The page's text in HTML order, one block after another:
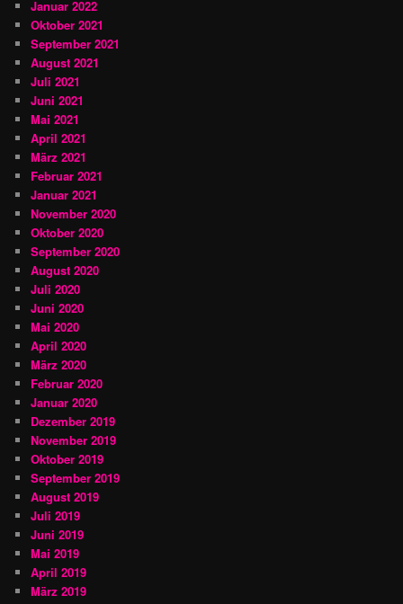
Januar 2022
Oktober 2021
September 2021
August 2021
Juli 2021
Juni 2021
Mai 2021
April 2021
März 2021
Februar 2021
Januar 2021
November 2020
Oktober 2020
September 2020
August 2020
Juli 2020
Juni 2020
Mai 2020
April 2020
März 2020
Februar 2020
Januar 2020
Dezember 2019
November 2019
Oktober 2019
September 2019
August 2019
Juli 2019
Juni 2019
Mai 2019
April 2019
März 2019